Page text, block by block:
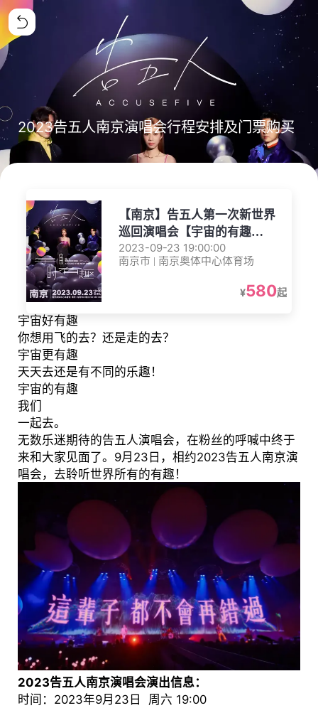
2023告五人南京演唱会行程安排及门票购买
【南京】告五人第一次新世界
巡回演唱会【宇宙的有趣
AROUND THE NEW
WORLD】-南京站
2023-09-23 19:00:00
南京市 | 南京奥体中心体育场
¥580起
宇宙好有趣
你想用飞的去？还是走的去？
宇宙更有趣
天天去还是有不同的乐趣！
宇宙的有趣
我们
一起去。
无数乐迷期待的告五人演唱会，在粉丝的呼喊中终于
来和大家见面了。9月23日，相约2023告五人南京演
唱会，去聆听世界所有的有趣！
2023告五人南京演唱会演出信息：
时间：2023年9月23日 周六 19:00